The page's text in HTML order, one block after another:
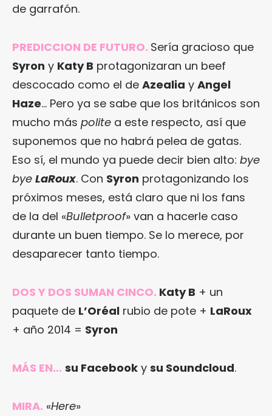
de garrafón.
PREDICCION DE FUTURO. Sería gracioso que
Syron y Katy B protagonizaran un beef
descocado como el de Azealia y Angel
Haze… Pero ya se sabe que los británicos son
mucho más polite a este respecto, así que
suponemos que no habrá pelea de gatas.
Eso sí, el mundo ya puede decir bien alto: bye
bye LaRoux. Con Syron protagonizando los
próximos meses, está claro que ni los fans
de la del «Bulletproof» van a hacerle caso
durante un buen tiempo. Se lo merece, por
desaparecer tanto tiempo.
DOS Y DOS SUMAN CINCO. Katy B + un
paquete de L’Oréal rubio de pote + LaRoux
+ año 2014 = Syron
MÁS EN… su Facebook y su Soundcloud.
MIRA. «Here»